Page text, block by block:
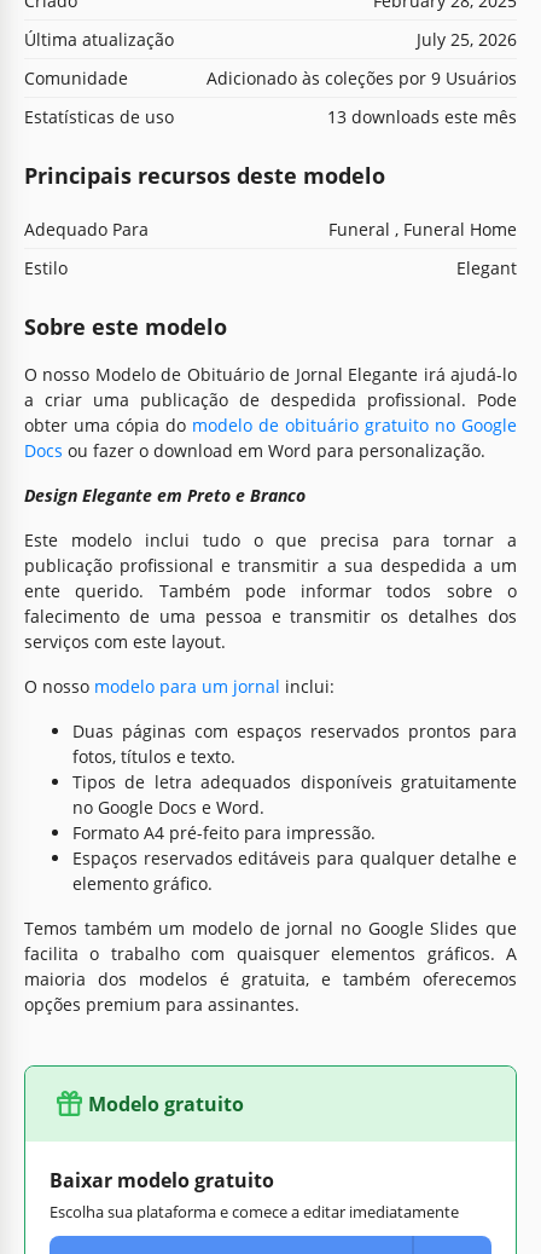
Última atualização
July 25, 2026
Comunidade
Adicionado às coleções por 9 Usuários
Estatísticas de uso
13 downloads este mês
Principais recursos deste modelo
Adequado Para
Funeral , Funeral Home
Estilo
Elegant
Sobre este modelo
O nosso Modelo de Obituário de Jornal Elegante irá ajudá-lo
a criar uma publicação de despedida profissional. Pode
obter uma cópia do modelo de obituário gratuito no Google
Docs ou fazer o download em Word para personalização.
Design Elegante em Preto e Branco
Este modelo inclui tudo o que precisa para tornar a
publicação profissional e transmitir a sua despedida a um
ente querido. Também pode informar todos sobre o
falecimento de uma pessoa e transmitir os detalhes dos
serviços com este layout.
O nosso modelo para um jornal inclui:
Duas páginas com espaços reservados prontos para
fotos, títulos e texto.
Tipos de letra adequados disponíveis gratuitamente
no Google Docs e Word.
Formato A4 pré-feito para impressão.
Espaços reservados editáveis para qualquer detalhe e
elemento gráfico.
Temos também um modelo de jornal no Google Slides que
facilita o trabalho com quaisquer elementos gráficos. A
maioria dos modelos é gratuita, e também oferecemos
opções premium para assinantes.
Modelo gratuito
Baixar modelo gratuito
Escolha sua plataforma e comece a editar imediatamente